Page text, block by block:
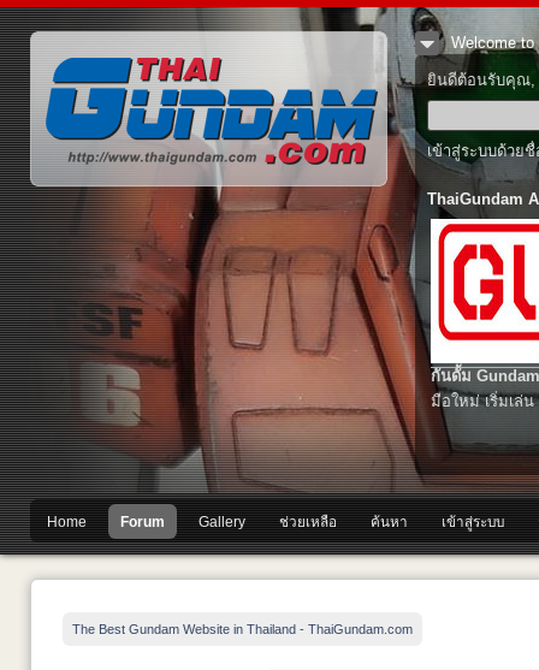
Welcome to
ยินดีต้อนรับคุณ,
เข้าสู่ระบบด้วย
ThaiGundam
กันดั้ม
มือใหม่ เริ่มเล่น
Home Forum Gallery ช่วยเหลือ ค้นหา เข้าสู่ระบบ
The Best Gundam Website in Thailand - ThaiGundam.com